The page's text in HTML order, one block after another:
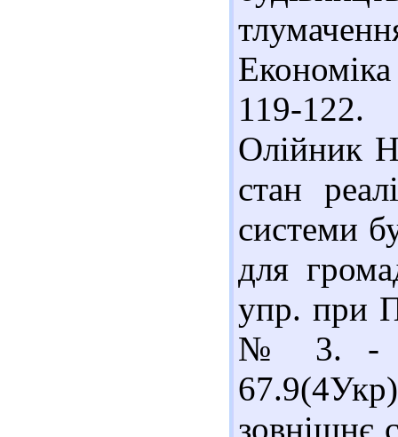
119-
Олійник
стан
системи
для
упр. при
№ 3. -
зовнішнє